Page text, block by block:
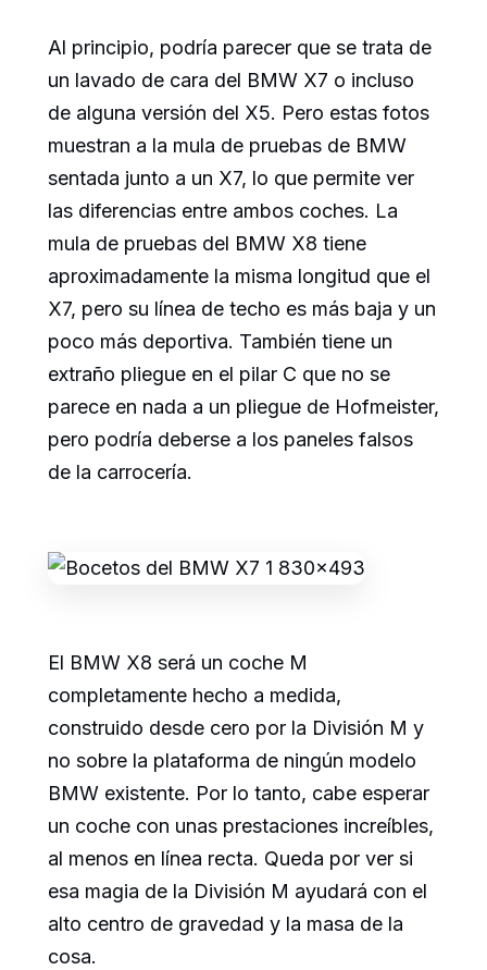
Al principio, podría parecer que se trata de
un lavado de cara del BMW X7 o incluso
de alguna versión del X5. Pero estas fotos
muestran a la mula de pruebas de BMW
sentada junto a un X7, lo que permite ver
las diferencias entre ambos coches. La
mula de pruebas del BMW X8 tiene
aproximadamente la misma longitud que el
X7, pero su línea de techo es más baja y un
poco más deportiva. También tiene un
extraño pliegue en el pilar C que no se
parece en nada a un pliegue de Hofmeister,
pero podría deberse a los paneles falsos
de la carrocería.
El BMW X8 será un coche M
completamente hecho a medida,
construido desde cero por la División M y
no sobre la plataforma de ningún modelo
BMW existente. Por lo tanto, cabe esperar
un coche con unas prestaciones increíbles,
al menos en línea recta. Queda por ver si
esa magia de la División M ayudará con el
alto centro de gravedad y la masa de la
cosa.